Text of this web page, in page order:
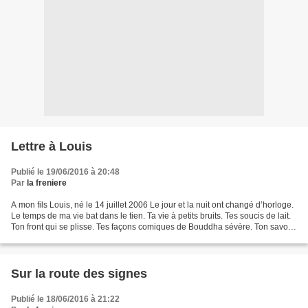
Lettre à Louis
Publié le 19/06/2016 à 20:48
Par la freniere
A mon fils Louis, né le 14 juillet 2006 Le jour et la nuit ont changé d’horloge.
Le temps de ma vie bat dans le tien. Ta vie à petits bruits. Tes soucis de lait.
Ton front qui se plisse. Tes façons comiques de Bouddha sévère. Ton savoir,
Sur la route des signes
Publié le 18/06/2016 à 21:22